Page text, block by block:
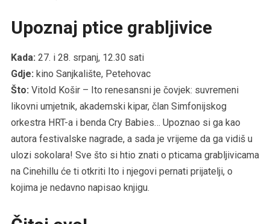
Upoznaj ptice grabljivice
Kada: 27. i 28. srpanj, 12.30 sati
Gdje: kino Sanjkalište, Petehovac
Što: Vitold Košir – Ito renesansni je čovjek: suvremeni
likovni umjetnik, akademski kipar, član Simfonijskog
orkestra HRT-a i benda Cry Babies… Upoznao si ga kao
autora festivalske nagrade, a sada je vrijeme da ga vidiš u
ulozi sokolara! Sve što si htio znati o pticama grabljivicama
na Cinehillu će ti otkriti Ito i njegovi pernati prijatelji, o
kojima je nedavno napisao knjigu.